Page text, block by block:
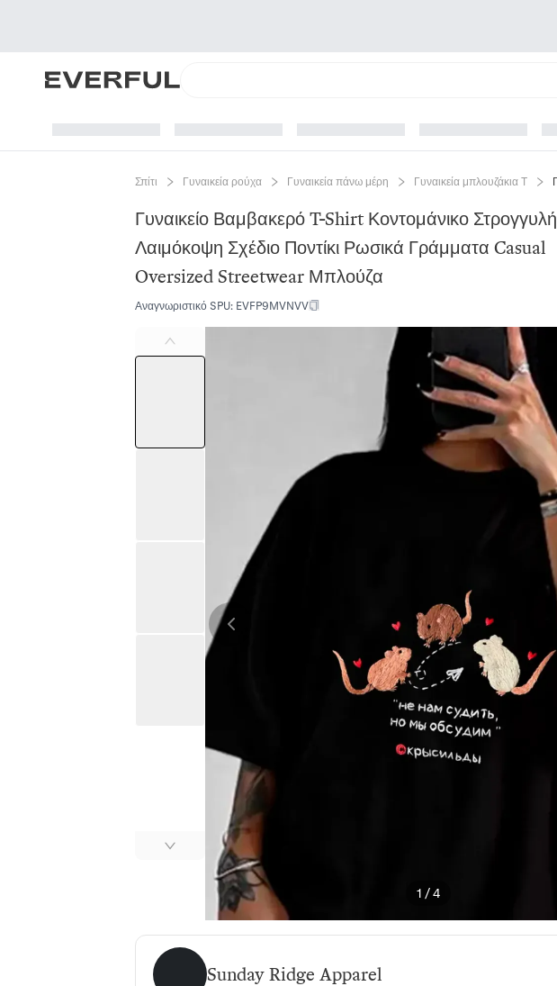
Σπίτι Γυναικεία ρούχα Γυναικεία πάνω μέρη Γυναικεία μπλουζάκια T
Γυναικείο Βαμβακερό T-Shirt Κοντομάνικο Στρογγυλή
Λαιμόκοψη Σχέδιο Ποντίκι Ρωσικά Γράμματα Casual
Oversized Streetwear Μπλούζα
Αναγνωριστικό SPU: EVFP9MVNVV
1 /4
Sunday Ridge Apparel
Sunday Ridge Apparel